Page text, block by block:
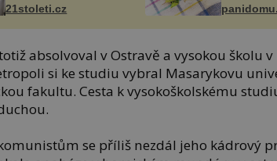
21stoleti.cz
absolvoval v Ostravě a vysokou školu v
si ke studiu vybral Masarykovu
fakultu. Cesta k vysokoškolskému
se příliš nezdál jeho kádrový